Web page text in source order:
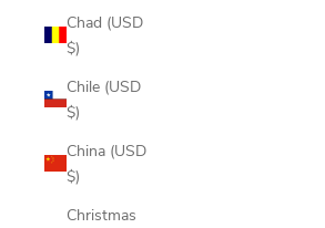
Chad (USD
$)
Chile (USD
$)
China (USD
$)
Christmas